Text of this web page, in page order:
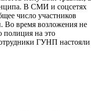
В СМИ и соцсетях
число участников
Во время возложения не
полиция на это
ГУНП настояли